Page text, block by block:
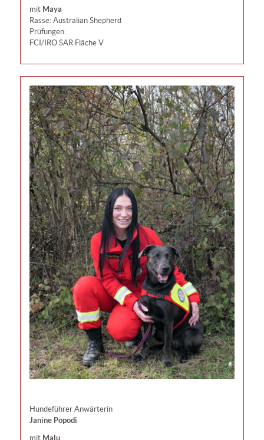
mit Maya
Rasse: Australian Shepherd
Prüfungen:
FCI/IRO SAR Fläche V
Hundeführer Anwärterin
Janine Popodi
mit Malu